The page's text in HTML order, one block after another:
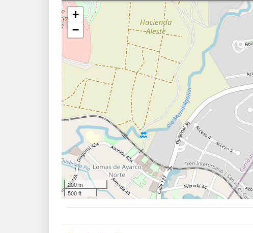
+
−
200 m
500 ft